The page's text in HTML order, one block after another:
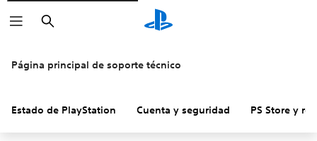
Buscar
Página principal de soporte técnico
Estado de PlayStation Cuenta y seguridad PS Store y